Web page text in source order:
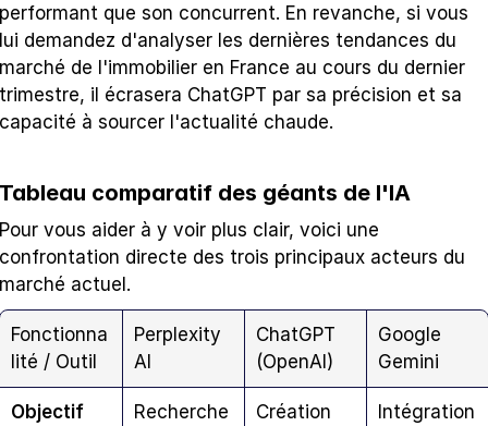
performant que son concurrent. En revanche, si vous
lui demandez d'analyser les dernières tendances du
marché de l'immobilier en France au cours du dernier
trimestre, il écrasera ChatGPT par sa précision et sa
capacité à sourcer l'actualité chaude.
Tableau comparatif des géants de l'IA
Pour vous aider à y voir plus clair, voici une
confrontation directe des trois principaux acteurs du
marché actuel.
Fonctionna
lité / Outil
Perplexity
AI
ChatGPT
(OpenAI)
Google
Gemini
Objectif
Recherche
Création
Intégration